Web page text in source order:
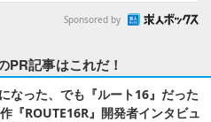
Sponsored by
PR記事はこれだ！
なった、でも『ルート16』だった
『ROUTE16R』開発者インタビュ